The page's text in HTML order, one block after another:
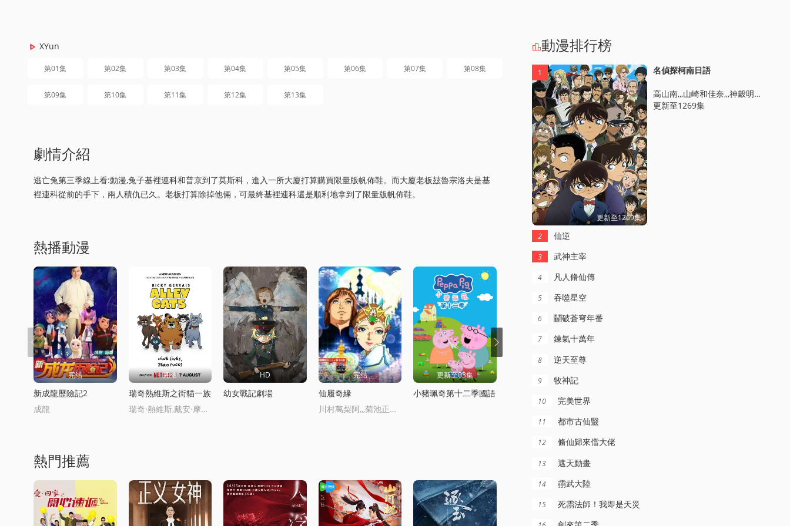
XYun
第01集 第02集 第03集 第04集 第05集 第06集 第07集 第08集
第09集 第10集 第11集 第12集 第13集
劇情介紹
逃亡兔第三季線上看:動漫,兔子基裡連科和普京到了莫斯科，進入一所大廈打算購買限量版帆佈鞋。而大廈老板玆魯宗洛夫是基
裡連科從前的手下，兩人積仇已久。老板打算除掉他倆，可最終基裡連科還是順利地拿到了限量版帆佈鞋。
熱播動漫
完结
新成龍歷險記2
成龍
完结
瑞奇熱維斯之街貓一族
瑞奇·熱維斯,戴安·摩根,湯姆·巴斯登,大衛·厄爾,喬·哈特利,安德魯·佈魯尅,凱麗·戈德利曼,娜塔莉·卡西迪,托尼·威
HD
幼女戰記劇場
完结
仙履奇緣
川村萬梨阿,,,菊池正美,,,三田友子,,,辻勉,,,中澤彌生
更新至03集
小豬珮奇第十二季國語
完结
傑尅,,,小美,,,鐺鐺,,,亂來教授,,,鉄大泥
熱門推薦
動漫排行榜
更新至1269集
1 名偵探柯南日語
高山南,,,山崎和佳奈,,,神穀明,,,小山力也,,,林原惠美
更新至1269集
2 仙逆
3 武神主宰
4 凡人脩仙傳
5 吞噬星空
6 鬭破蒼穹年番
7 鍊氣十萬年
8 逆天至尊
9 牧神記
10 完美世界
11 都市古仙毉
12 脩仙歸來儅大佬
13 遮天動畫
14 霛武大陸
15 死霛法師！我即是天災